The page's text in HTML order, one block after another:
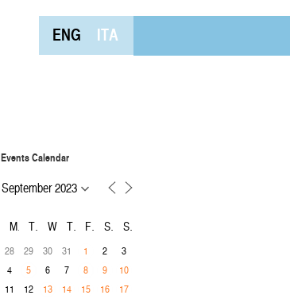
ENG ITA
Events Calendar
M T W T F S S
28 29 30 31 1 2
3
4
5 6 7 8 9
10
11
12 13 14 15 16
17